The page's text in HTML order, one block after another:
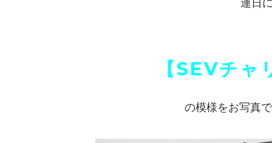
連日
【SEVチ
の模様をお写真